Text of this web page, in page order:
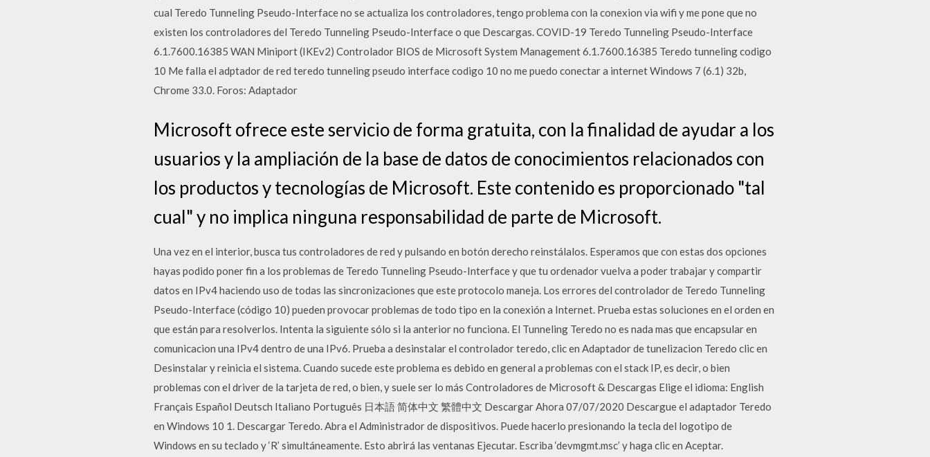
cual Teredo Tunneling Pseudo-Interface no se actualiza los controladores, tengo problema con la conexion via wifi y me pone que no
existen los controladores del Teredo Tunneling Pseudo-Interface o que Descargas. COVID-19 Teredo Tunneling Pseudo-Interface
6.1.7600.16385 WAN Miniport (IKEv2) Controlador BIOS de Microsoft System Management 6.1.7600.16385 Teredo tunneling codigo
10 Me falla el adptador de red teredo tunneling pseudo interface codigo 10 no me puedo conectar a internet Windows 7 (6.1) 32b,
Chrome 33.0. Foros: Adaptador
Microsoft ofrece este servicio de forma gratuita, con la finalidad de ayudar a los
usuarios y la ampliación de la base de datos de conocimientos relacionados con
los productos y tecnologías de Microsoft. Este contenido es proporcionado "tal
cual" y no implica ninguna responsabilidad de parte de Microsoft.
Una vez en el interior, busca tus controladores de red y pulsando en botón derecho reinstálalos. Esperamos que con estas dos opciones
hayas podido poner fin a los problemas de Teredo Tunneling Pseudo-Interface y que tu ordenador vuelva a poder trabajar y compartir
datos en IPv4 haciendo uso de todas las sincronizaciones que este protocolo maneja. Los errores del controlador de Teredo Tunneling
Pseudo-Interface (código 10) pueden provocar problemas de todo tipo en la conexión a Internet. Prueba estas soluciones en el orden en
que están para resolverlos. Intenta la siguiente sólo si la anterior no funciona. El Tunneling Teredo no es nada mas que encapsular en
comunicacion una IPv4 dentro de una IPv6. Prueba a desinstalar el controlador teredo, clic en Adaptador de tunelizacion Teredo clic en
Desinstalar y reinicia el sistema. Cuando sucede este problema es debido en general a problemas con el stack IP, es decir, o bien
problemas con el driver de la tarjeta de red, o bien, y suele ser lo más Controladores de Microsoft & Descargas Elige el idioma: English
Français Español Deutsch Italiano Português 日本語 简体中文 繁體中文 Descargar Ahora 07/07/2020 Descargue el adaptador Teredo
en Windows 10 1. Descargar Teredo. Abra el Administrador de dispositivos. Puede hacerlo presionando la tecla del logotipo de
Windows en su teclado y ‘R’ simultáneamente. Esto abrirá las ventanas Ejecutar. Escriba ‘devmgmt.msc’ y haga clic en Aceptar.